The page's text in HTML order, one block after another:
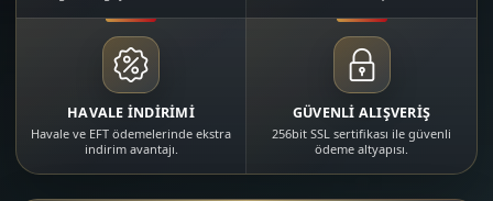
HAVALE İNDİRİMİ
Havale ve EFT ödemelerinde ekstra
indirim avantajı.
GÜVENLİ ALIŞVERİŞ
256bit SSL sertifikası ile güvenli
ödeme altyapısı.